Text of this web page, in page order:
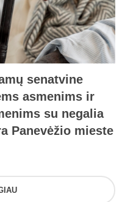
senatvine
asmenims ir
su negalia
Panevėžio mieste